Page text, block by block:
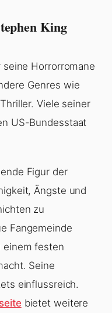
King
Horrorromane
Genres wie
Viele seiner
US-Bundesstaat
Figur der
Ängste und
zu
Fangemeinde
einem festen
Seine
einflussreich.
bietet weitere